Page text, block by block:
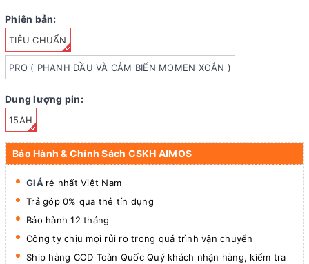
Phiên bản:
TIÊU CHUẨN
PRO ( PHANH DẦU VÀ CẢM BIẾN MOMEN XOẮN )
Dung lượng pin:
15AH
Bảo Hành & Chính Sách CSKH AIMOS
GIÁ rẻ nhất Việt Nam
Trả góp 0% qua thẻ tín dụng
Bảo hành 12 tháng
Công ty chịu mọi rủi ro trong quá trình vận chuyển
Ship hàng COD Toàn Quốc Quý khách nhận hàng, kiểm tra